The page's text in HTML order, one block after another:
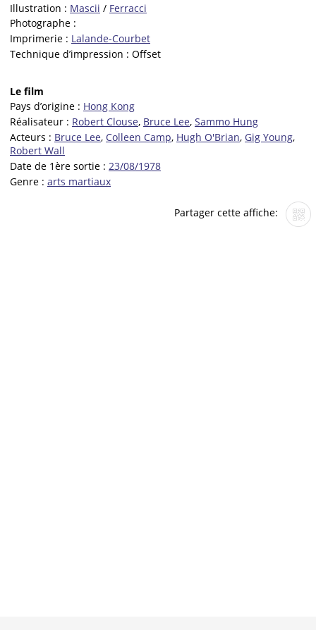
Illustration : Mascii / Ferracci
Photographe :
Imprimerie : Lalande-Courbet
Technique d’impression : Offset
Le film
Pays d’origine : Hong Kong
Réalisateur : Robert Clouse, Bruce Lee, Sammo Hung
Acteurs : Bruce Lee, Colleen Camp, Hugh O'Brian, Gig Young,
Robert Wall
Date de 1ère sortie : 23/08/1978
Genre : arts martiaux
Partager cette affiche: